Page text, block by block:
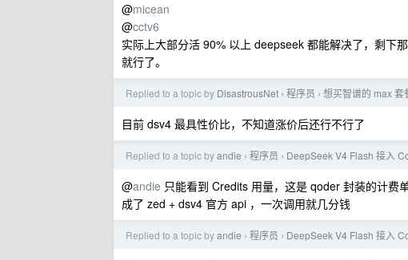
@micean
@cctv6
实际上大部分活 90% 以上 deepseek 都能解决了，剩下
就行了。
Replied to a topic by DisastrousNet › 程序员 › 想买智谱的 max
目前 dsv4 最具性价比，不知道涨价后还行不行了
Replied to a topic byandie › 程序员 › DeepSeek V4 Flash 接入
@andie 只能看到 Credits 用量，这是 qoder 封装的计费
成了 zed + dsv4 官方 api ，一次调用就几分钱
Replied to a topic byandie › 程序员 › DeepSeek V4 Flash 接入